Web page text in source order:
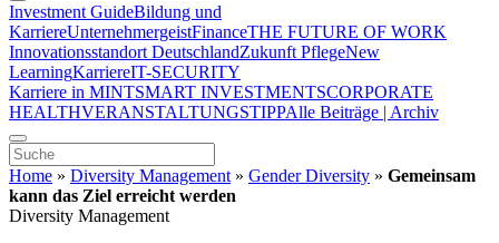
Investment GuideBildung und
KarriereUnternehmergeistFinanceTHE FUTURE OF WORK
Innovationsstandort DeutschlandZukunft PflegeNew
LearningKarriereIT-SECURITY
Karriere in MINTSMART INVESTMENTSCORPORATE
HEALTHVERANSTALTUNGSTIPPAlle Beiträge | Archiv
Home » Diversity Management » Gender Diversity » Gemeinsam
kann das Ziel erreicht werden
Diversity Management